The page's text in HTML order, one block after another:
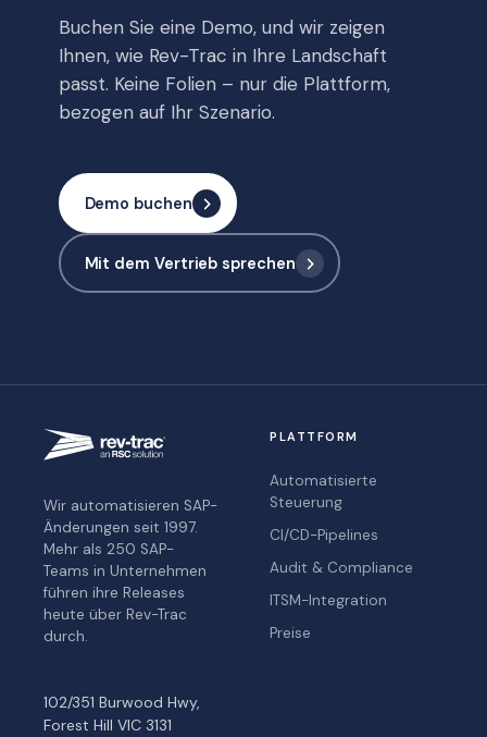
Buchen Sie eine Demo, und wir zeigen
Ihnen, wie Rev-Trac in Ihre Landschaft
passt. Keine Folien – nur die Plattform,
bezogen auf Ihr Szenario.
Demo buchen
Mit dem Vertrieb sprechen
Wir automatisieren SAP-
Änderungen seit 1997.
Mehr als 250 SAP-
Teams in Unternehmen
führen ihre Releases
heute über Rev-Trac
durch.
102/351 Burwood Hwy,
Forest Hill VIC 3131
PLATTFORM
Automatisierte
Steuerung
CI/CD-Pipelines
Audit & Compliance
ITSM-Integration
Preise